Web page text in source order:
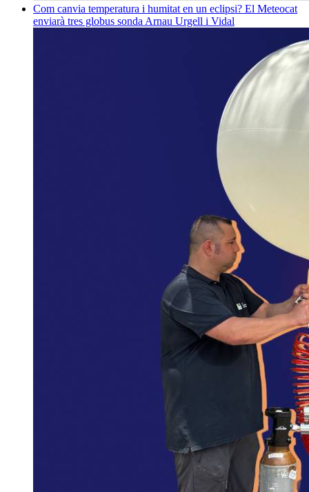
Com canvia temperatura i humitat en un eclipsi? El Meteocat
enviarà tres globus sonda Arnau Urgell i Vidal